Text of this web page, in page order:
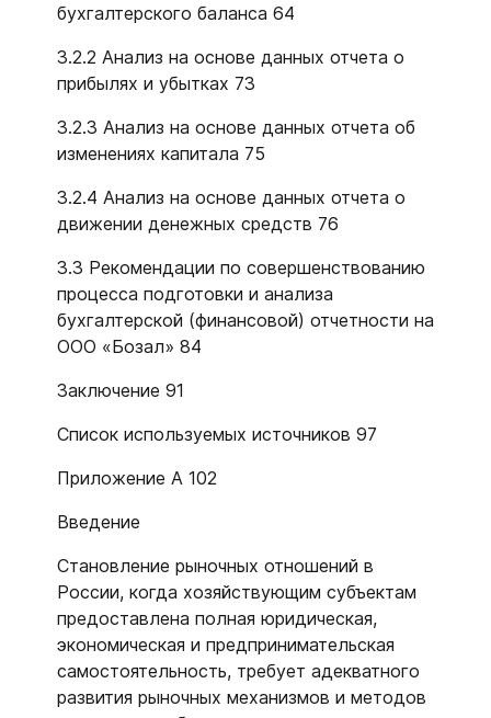
бухгалтерского баланса 64
3.2.2 Анализ на основе данных отчета о
прибылях и убытках 73
3.2.3 Анализ на основе данных отчета об
изменениях капитала 75
3.2.4 Анализ на основе данных отчета о
движении денежных средств 76
3.3 Рекомендации по совершенствованию
процесса подготовки и анализа
бухгалтерской (финансовой) отчетности на
ООО «Бозал» 84
Заключение 91
Список используемых источников 97
Приложение А 102
Введение
Становление рыночных отношений в
России, когда хозяйствующим субъектам
предоставлена полная юридическая,
экономическая и предпринимательская
самостоятельность, требует адекватного
развития рыночных механизмов и методов